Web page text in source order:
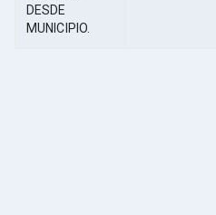
DESDE
MUNICIPIO.